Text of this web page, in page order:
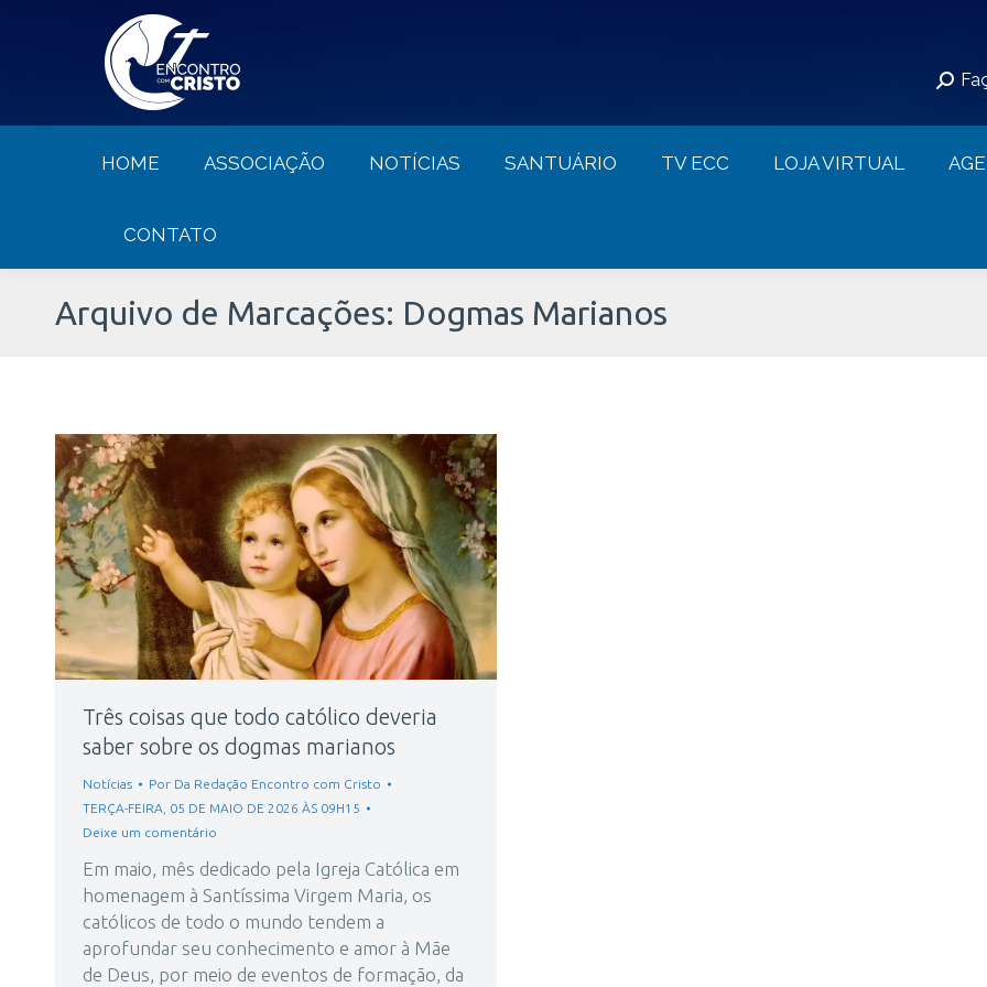
HOME ASSOCIAÇÃO NOTÍCIAS SANTUÁRIO TV ECC LOJA VIRTUAL
CONTATO
Arquivo de Marcações: Dogmas Marianos
Três coisas que todo católico deveria
saber sobre os dogmas marianos
Notícias Por Da Redação Encontro com Cristo
TERÇA-FEIRA, 05 DE MAIO DE 2026 ÀS 09H15
Deixe um comentário
Em maio, mês dedicado pela Igreja Católica em
homenagem à Santíssima Virgem Maria, os
católicos de todo o mundo tendem a
aprofundar seu conhecimento e amor à Mãe
de Deus, por meio de eventos de formação, da
HOME